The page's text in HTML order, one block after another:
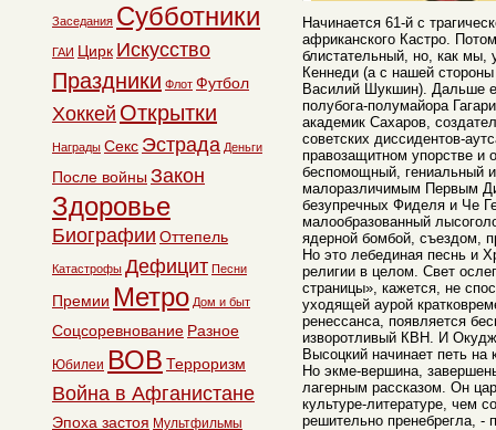
Начинается 61-й с
африканского Кастро.
блистательный, но, как мы,
Кеннеди (а с нашей
Василий Шукшин). Дальше
полубога-полумайора
академик Сахаров,
советских диссидентов-
правозащитном упорстве и
беспомощный, гениальный
малоразличимым Первым
безупречных Фиделя и Че
малообразованный
ядерной бомбой, съездом,
Но это лебединая песнь и
религии в целом. Свет
страницы», кажется, не
уходящей аурой
ренессанса, появляется
изворотливый КВН. И
Высоцкий начинает петь на
Но экме-вершина,
лагерным рассказом. Он
культуре-литературе, чем
решительно пренебрегла, -
Заседания Субботники
ГАИ Цирк Искусство
Праздники Флот Футбол
Хоккей Открытки
Награды Секс Эстрада Деньги
После войны Закон
Здоровье
Биографии Оттепель
Катастрофы Дефицит Песни
Премии Метро Дом и быт
Соцсоревнование Разное
Юбилеи ВОВ Терроризм
Война в Афганистане
Эпоха застоя Мультфильмы